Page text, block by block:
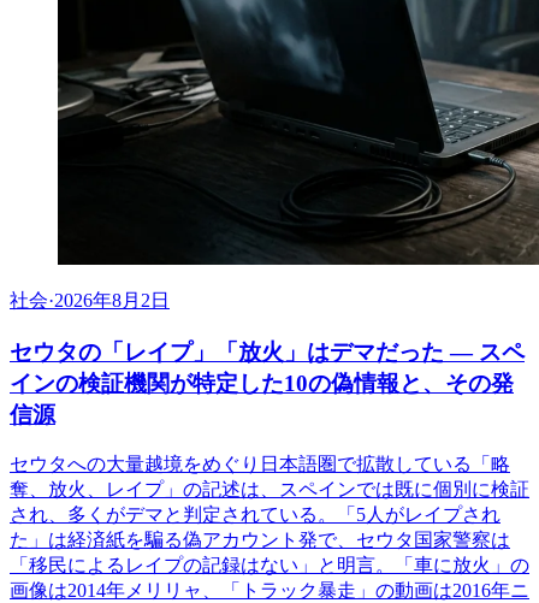
社会·2026年8月2日
セウタの「レイプ」「放火」はデマだった ― スペ
インの検証機関が特定した10の偽情報と、その発
信源
セウタへの大量越境をめぐり日本語圏で拡散している「略
奪、放火、レイプ」の記述は、スペインでは既に個別に検証
され、多くがデマと判定されている。「5人がレイプされ
た」は経済紙を騙る偽アカウント発で、セウタ国家警察は
「移民によるレイプの記録はない」と明言。「車に放火」の
画像は2014年メリリャ、「トラック暴走」の動画は2016年ニ